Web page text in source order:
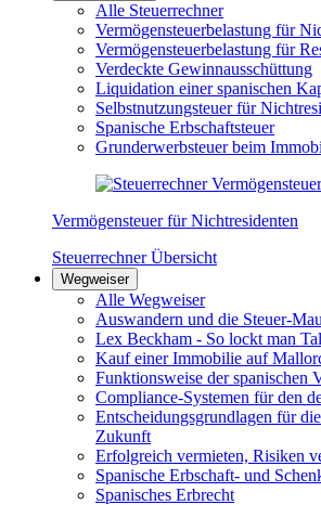
Alle Steuerrechner
Vermögensteuerbelastung für
Vermögensteuerbelastung für
Verdeckte Gewinnausschüttung
Liquidation einer spanischen
Selbstnutzungsteuer für
Spanische Erbschaftsteuer
Grunderwerbsteuer beim
Vermögensteuer für Nichtresidenten
Steuerrechner Übersicht
Wegweiser
Alle Wegweiser
Auswandern und die Steuer-
Lex Beckham - So lockt man
Kauf einer Immobilie auf
Funktionsweise der spanischen
Compliance-Systemen für den
Entscheidungsgrundlagen für
Zukunft
Erfolgreich vermieten, Risiken
Spanische Erbschaft- und
Spanisches Erbrecht